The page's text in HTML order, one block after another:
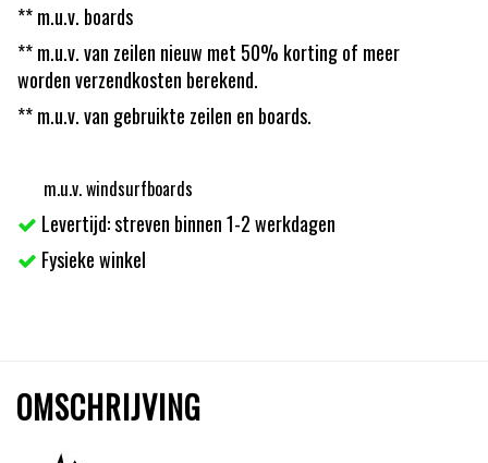
** m.u.v. boards
** m.u.v. van zeilen nieuw met 50% korting of meer
worden verzendkosten berekend.
** m.u.v. van gebruikte zeilen en boards.
m.u.v. windsurfboards
Levertijd: streven binnen 1-2 werkdagen
Fysieke winkel
OMSCHRIJVING